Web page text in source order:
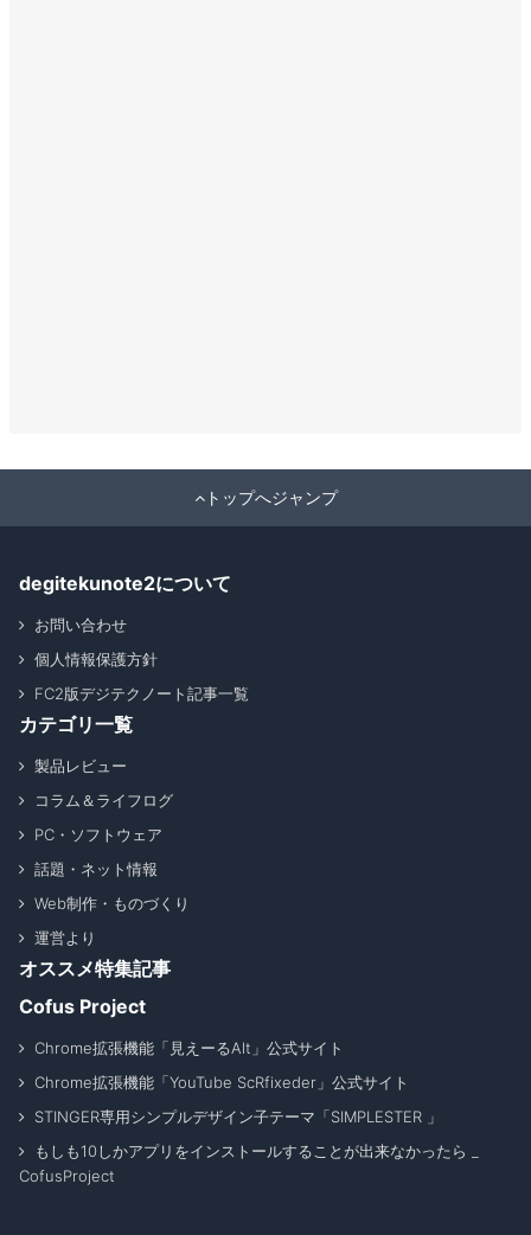
トップへジャンプ
degitekunote2について
お問い合わせ
個人情報保護方針
FC2版デジテクノート記事一覧
カテゴリ一覧
製品レビュー
コラム＆ライフログ
PC・ソフトウェア
話題・ネット情報
Web制作・ものづくり
運営より
オススメ特集記事
Cofus Project
Chrome拡張機能「見えーるAlt」公式サイト
Chrome拡張機能「YouTube ScRfixeder」公式サイト
STINGER専用シンプルデザイン子テーマ「SIMPLESTER 」
もしも10しかアプリをインストールすることが出来なかったら _
CofusProject